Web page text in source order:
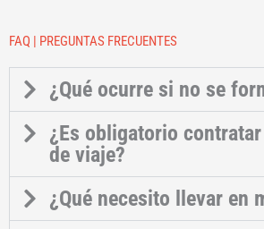
FAQ | PREGUNTAS FRECUENTES
¿Qué ocurre si no se
¿Es obligatorio
de viaje?
¿Qué necesito llevar en